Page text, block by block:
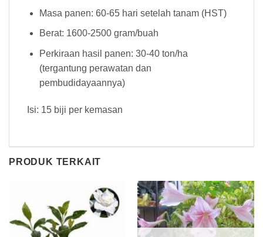
Masa panen: 60-65 hari setelah tanam (HST)
Berat: 1600-2500 gram/buah
Perkiraan hasil panen: 30-40 ton/ha
(tergantung perawatan dan
pembudidayaannya)
Isi: 15 biji per kemasan
PRODUK TERKAIT